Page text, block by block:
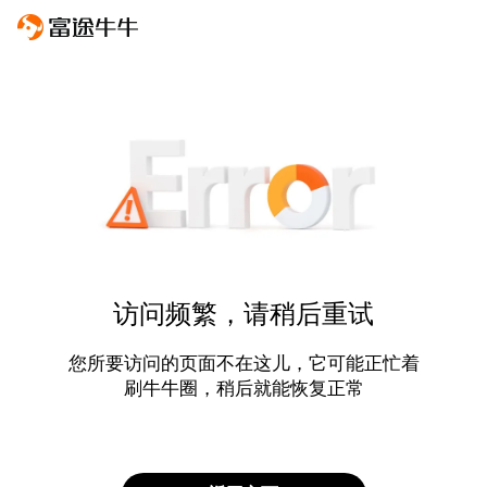
访问频繁，请稍后重试
您所要访问的页面不在这儿，它可能正忙着
刷牛牛圈，稍后就能恢复正常